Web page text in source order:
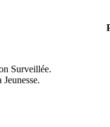
Surveillée.